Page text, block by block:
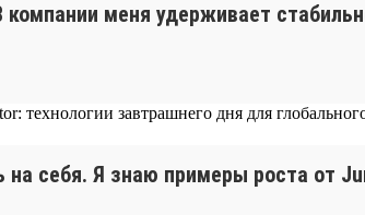
меня удерживает
себя. Я знаю примеры роста от